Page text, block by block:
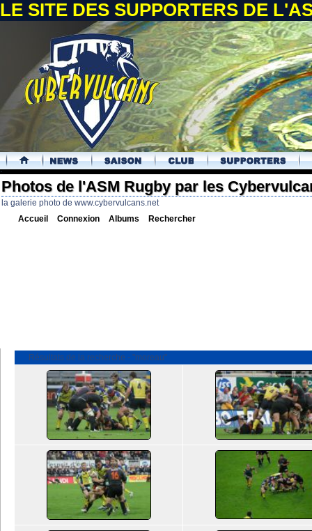
LE SITE DES SUPPORTERS DE
.
Photos de l'ASM Rugby par les
la galerie photo de www.cybervulcans.net
Accueil Connexion Albums Rechercher
Résultats de la recherche - "moreau"